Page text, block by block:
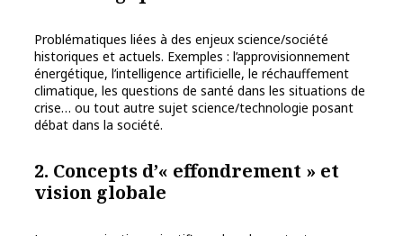
Problématiques liées à des enjeux science/société
historiques et actuels. Exemples : l’approvisionnement
énergétique, l’intelligence artificielle, le réchauffement
climatique, les questions de santé dans les situations de
crise… ou tout autre sujet science/technologie posant
débat dans la société.
2. Concepts d’« effondrement » et
vision globale